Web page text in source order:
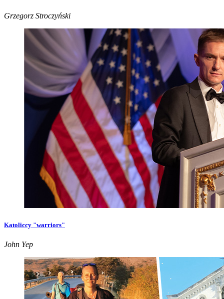
Grzegorz Stroczyński
Katoliccy "warriors"
John Yep